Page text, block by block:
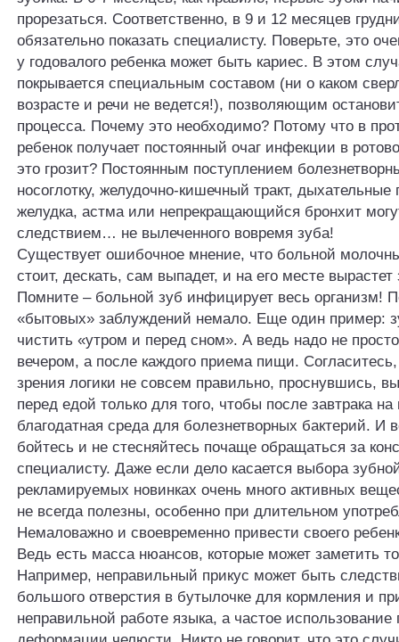
прорезаться. Соответственно, в 9 и 12 месяцев
обязательно показать специалисту. Поверьте, это
у годовалого ребенка может быть кариес. В этом
покрывается специальным составом (ни о каком
возрасте и речи не ведется!), позволяющим
процесса. Почему это необходимо? Потому что в
ребенок получает постоянный очаг инфекции в
это грозит? Постоянным поступлением
носоглотку, желудочно-кишечный тракт,
желудка, астма или непрекращающийся бронхит
следствием… не вылеченного вовремя зуба!
Существует ошибочное мнение, что больной
стоит, дескать, сам выпадет, и на его месте
Помните – больной зуб инфицирует весь организм!
«бытовых» заблуждений немало. Еще один пример:
чистить «утром и перед сном». А ведь надо не
вечером, а после каждого приема пищи.
зрения логики не совсем правильно, проснувшись,
перед едой только для того, чтобы после завтрака на
благодатная среда для болезнетворных бактерий. И
бойтесь и не стесняйтесь почаще обращаться за
специалисту. Даже если дело касается выбора
рекламируемых новинках очень много активных
не всегда полезны, особенно при длительном
Немаловажно и своевременно привести своего
Ведь есть масса нюансов, которые может заметить
Например, неправильный прикус может быть
большого отверстия в бутылочке для кормления и
неправильной работе языка, а частое